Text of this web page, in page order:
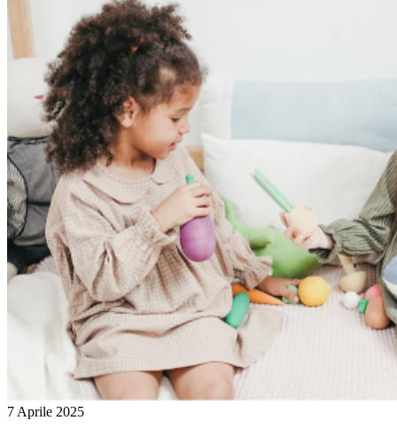
7 Aprile 2025